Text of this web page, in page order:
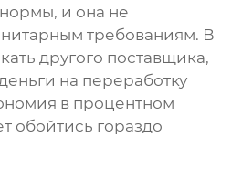
и она не
требованиям. В
другого поставщика,
на переработку
в процентном
обойтись гораздо